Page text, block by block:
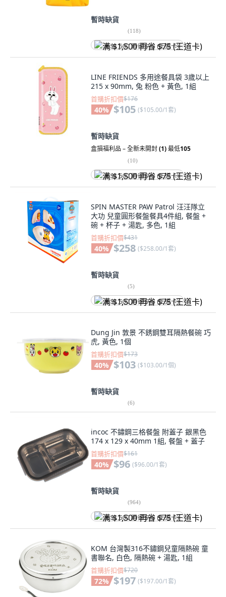
暫時缺貨
(118)
满 $1,500 再省 $75 (王道卡)
LINE FRIENDS 多用途餐具袋 3歲以上
215 x 90mm, 兔 粉色 + 黃色, 1組
首購折扣價$176
40% $105 ($105.00/1套)
暫時缺貨
盒損福利品 – 全新未開封(1)最低105
(10)
满 $1,500 再省 $75 (王道卡)
SPIN MASTER PAW Patrol 汪汪隊立
大功 兒童圓形餐盤餐具4件組, 餐盤 +
碗 + 杯子 + 湯匙, 多色, 1組
首購折扣價$431
40% $258 ($258.00/1套)
暫時缺貨
(5)
满 $1,500 再省 $75 (王道卡)
Dung Jin 敦景 不銹鋼雙耳隔熱餐碗 巧
虎, 黃色, 1個
首購折扣價$173
40% $103 ($103.00/1個)
暫時缺貨
(6)
incoc 不鏽鋼三格餐盤 附蓋子 銀黑色
174 x 129 x 40mm 1組, 餐盤 + 蓋子
首購折扣價$161
40% $96 ($96.00/1套)
暫時缺貨
(964)
满 $1,500 再省 $75 (王道卡)
KOM 台灣製316不鏽鋼兒童隔熱碗 童
書聯名, 白色, 隔熱碗 + 湯匙, 1組
首購折扣價$720
72% $197 ($197.00/1套)